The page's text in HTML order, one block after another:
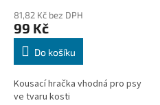
81,82 Kč bez DPH
99 Kč
Do košíku
Kousací hračka vhodná pro psy
ve tvaru kosti